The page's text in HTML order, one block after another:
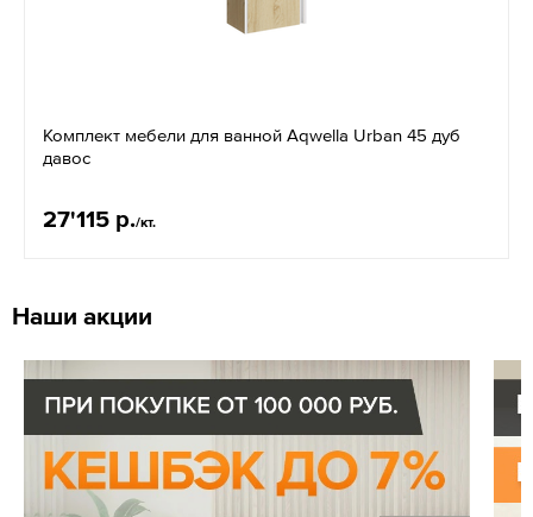
Комплект мебели для ванной Aqwella Urban 45 дуб
давос
27'115 р./кт.
Наши акции